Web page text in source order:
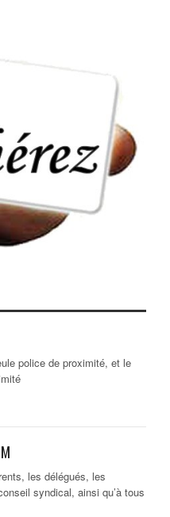
police de proximité, et le
les délégués, les
syndical, ainsi qu’à tous